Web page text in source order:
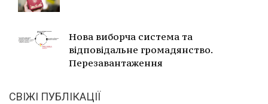
Нова виборча система та
відповідальне громадянство.
Перезавантаження
СВІЖІ ПУБЛІКАЦІЇ